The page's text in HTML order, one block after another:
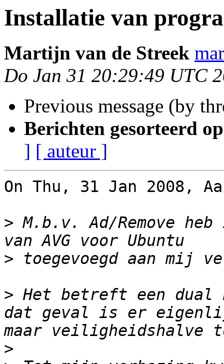
Installatie van
Martijn van de Streek
Do Jan 31 20:29:49 UTC
Previous message (by
Berichten gesorteerd
] [ auteur ]
On Thu, 31 Jan 2008,
> M.b.v. Ad/Remove
>
> Het betreft een dual
dat geval is er
>